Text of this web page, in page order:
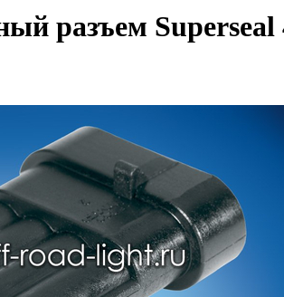
разъем Superseal